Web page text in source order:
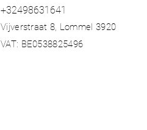
+32498631641
Vijverstraat 8, Lommel 3920
VAT: BE0538825496